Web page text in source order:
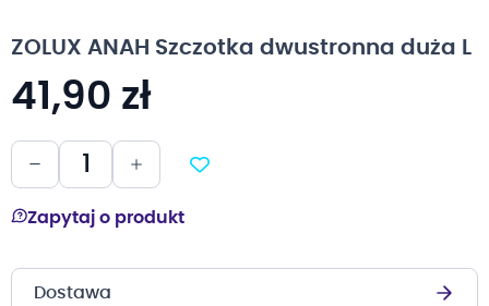
galerii
ZOLUX ANAH Szczotka dwustronna duża L
41,90 zł
Zapytaj o produkt
Dostawa